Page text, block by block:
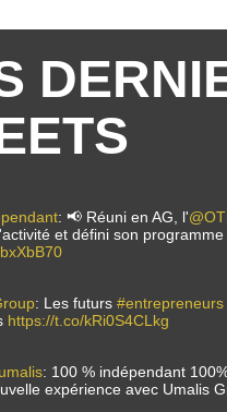
: 📢 Réuni en AG, l'
et défini son
: Les futurs #entrepreneurs
https://t.co/kRi0S4CLkg
: 100 % indépendant
expérience avec Umalis